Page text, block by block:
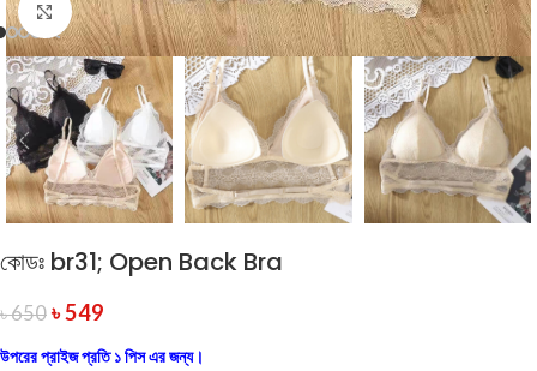
Click to enlarge
কোডঃ br31; Open Back Bra
৳650 ৳549
উপরের প্রাইজ প্রতি ১ পিস এর জন্য।